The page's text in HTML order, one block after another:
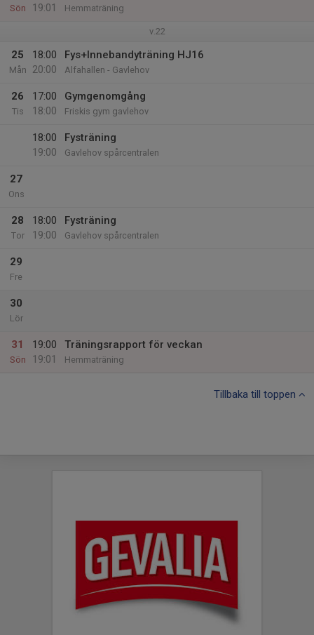
Sön
19:01
Hemmaträning
v.22
25
Mån
18:00
20:00
Fys+Innebandyträning HJ16
Alfahallen - Gavlehov
26
Tis
17:00
18:00
Gymgenomgång
Friskis gym gavlehov
18:00
19:00
Fysträning
Gavlehov spårcentralen
27
Ons
28
Tor
18:00
19:00
Fysträning
Gavlehov spårcentralen
29
Fre
30
Lör
31
Sön
19:00
19:01
Träningsrapport för veckan
Hemmaträning
Tillbaka till toppen